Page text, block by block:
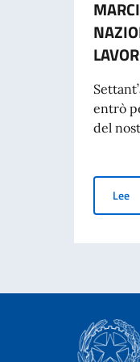
entrò
del
Lee